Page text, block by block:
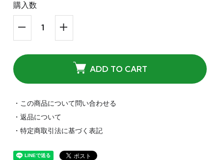
購入数
ADD TO CART
・この商品について問い合わせる
・返品について
・特定商取引法に基づく表記